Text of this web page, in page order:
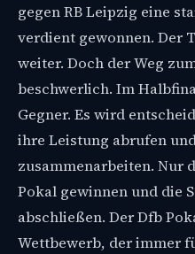
gegen RB Leipzig eine
verdient gewonnen. Der
weiter. Doch der Weg
beschwerlich. Im
Gegner. Es wird
ihre Leistung abrufen
zusammenarbeiten. Nur
Pokal gewinnen und die
abschließen. Der Dfb
Wettbewerb, der immer